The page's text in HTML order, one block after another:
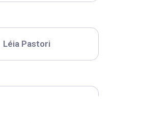
Léia Pastori